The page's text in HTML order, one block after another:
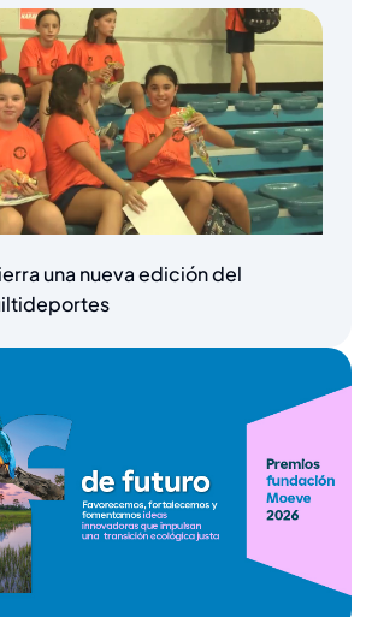
una nueva edición del